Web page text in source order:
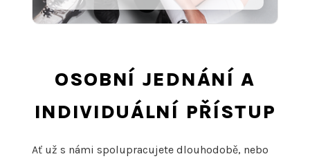
OSOBNÍ JEDNÁNÍ A
INDIVIDUÁLNÍ PŘÍSTUP
Ať už s námi spolupracujete dlouhodobě, nebo